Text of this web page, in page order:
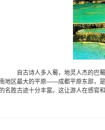
自古诗人多入蜀，地灵人杰的巴
南地区最大的平原——成都平原东部，
的名胜古迹十分丰富。这让游人在感官